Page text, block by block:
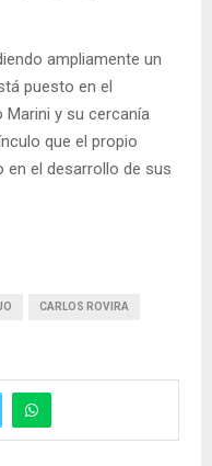
ampliamente un
puesto en el
y su cercanía
que el propio
en el desarrollo de sus
CARLOS ROVIRA